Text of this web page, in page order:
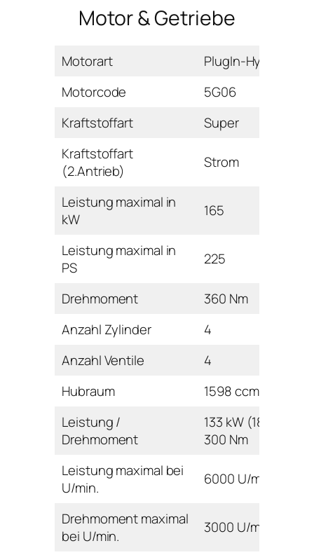
Motor & Getriebe
Motorart
PlugIn-Hybrid
Motorcode
5G06
Kraftstoffart
Super
Kraftstoffart
(2.Antrieb)
Strom
Leistung maximal in
kW
165
Leistung maximal in
PS
225
Drehmoment
360 Nm
Anzahl Zylinder
4
Anzahl Ventile
4
Hubraum
1598 ccm
Leistung /
Drehmoment
133 kW (180 PS) /
300 Nm
Leistung maximal bei
U/min.
6000 U/min
Drehmoment maximal
bei U/min.
3000 U/min